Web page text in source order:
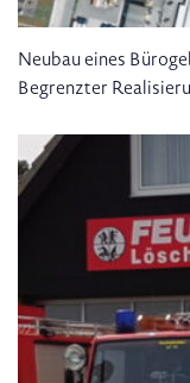
Neubau eines
Begrenzter